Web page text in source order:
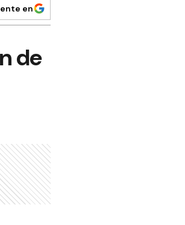
en
de